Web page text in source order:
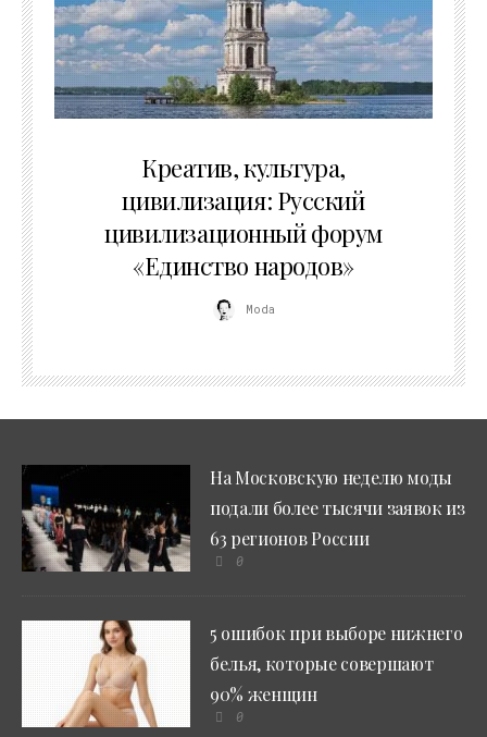
Креатив, культура,
цивилизация: Русский
цивилизационный форум
«Единство народов»
Moda
На Московскую неделю моды
подали более тысячи заявок из
63 регионов России
0
5 ошибок при выборе нижнего
белья, которые совершают
90% женщин
0